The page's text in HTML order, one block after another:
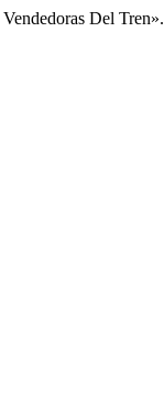
Del Tren».